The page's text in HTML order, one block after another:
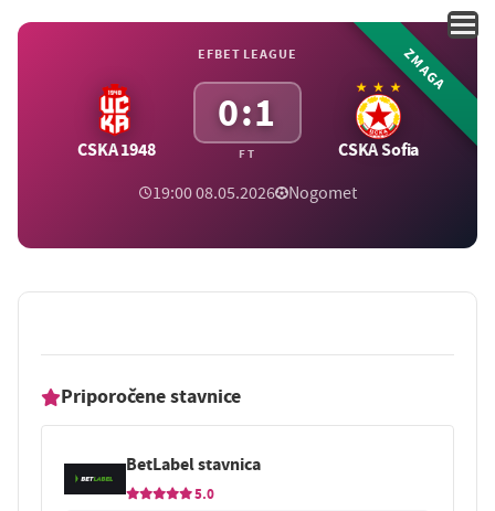
EFBET LEAGUE
CSKA 1948
0:1
FT CSKA Sofia
19:00 08.05.2026 Nogomet
ZMAGA
Priporočene stavnice
BetLabel stavnica
5.0